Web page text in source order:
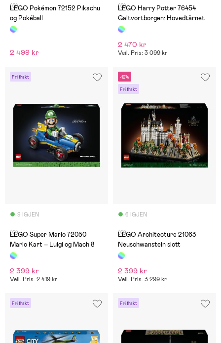
(0)
LEGO Pokémon 72152 Pikachu
og Pokéball
2 499 kr
(0)
LEGO Harry Potter 76454
Galtvortborgen: Hovedtårnet
2 470 kr
Veil. Pris: 3 099 kr
Fri frakt
9 IGJEN
(0)
LEGO Super Mario 72050
Mario Kart – Luigi og Mach 8
2 399 kr
Veil. Pris: 2 419 kr
-12%
Fri frakt
6 IGJEN
(0)
LEGO Architecture 21063
Neuschwanstein slott
2 399 kr
Veil. Pris: 3 299 kr
Fri frakt Fri frakt